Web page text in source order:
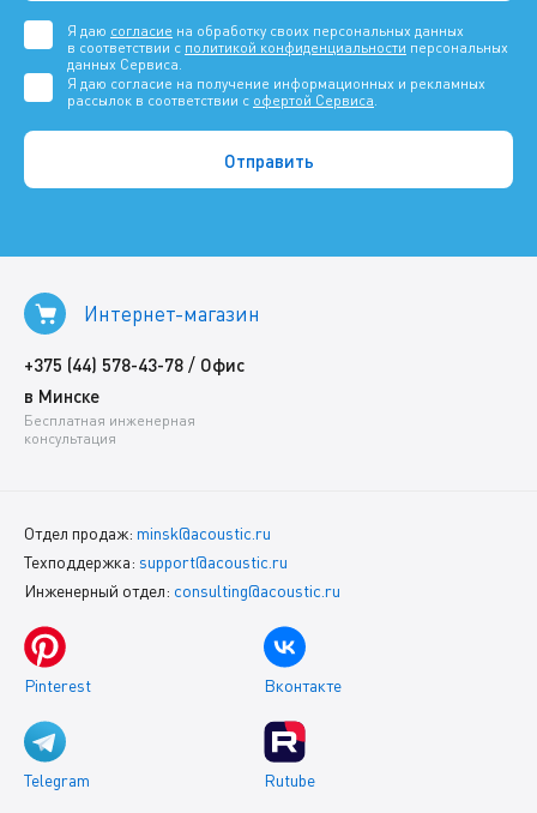
Я даю согласие на обработку своих персональных данных
в соответствии с политикой конфиденциальности персональных
данных Сервиса.
Я даю согласие на получение информационных и рекламных
рассылок в соответствии с офертой Сервиса
Интернет-магазин
+375 (44) 578-43-78 / Офис
в Минске
Бесплатная инженерная
консультация
Отдел продаж: minsk@acoustic.ru
Техподдержка: support@acoustic.ru
Инженерный отдел: consulting@acoustic.ru
Pinterest Вконтакте
Telegram Rutube